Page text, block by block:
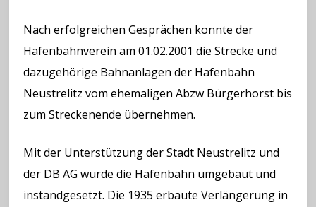
Nach erfolgreichen Gesprächen konnte der
Hafenbahnverein am 01.02.2001 die Strecke und
dazugehörige Bahnanlagen der Hafenbahn
Neustrelitz vom ehemaligen Abzw Bürgerhorst bis
zum Streckenende übernehmen.
Mit der Unterstützung der Stadt Neustrelitz und
der DB AG wurde die Hafenbahn umgebaut und
instandgesetzt. Die 1935 erbaute Verlängerung in